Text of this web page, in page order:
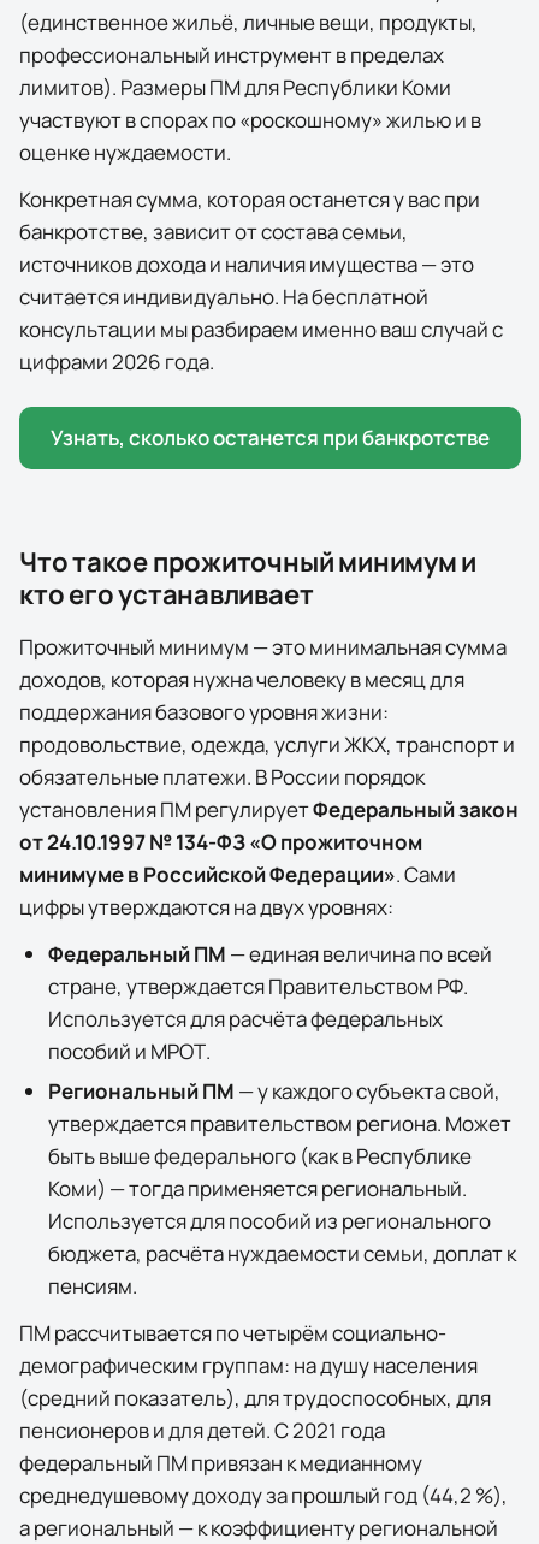
(единственное жильё, личные вещи, продукты,
профессиональный инструмент в пределах
лимитов). Размеры ПМ дляРеспублики Коми
участвуют в спорах по «роскошному» жилью и в
оценке нуждаемости.
Конкретная сумма, которая останется у вас при
банкротстве, зависит от состава семьи,
источников дохода и наличия имущества — это
считается индивидуально. На бесплатной
консультации мы разбираем именно ваш случай с
цифрами 2026 года.
Узнать, сколько останется при банкротстве
Что такое прожиточный минимум и
кто его устанавливает
Прожиточный минимум — это минимальная сумма
доходов, которая нужна человеку в месяц для
поддержания базового уровня жизни:
продовольствие, одежда, услуги ЖКХ, транспорт и
обязательные платежи. В России порядок
установления ПМ регулируетФедеральный закон
от 24.10.1997 № 134-ФЗ «О прожиточном
минимуме в Российской Федерации». Сами
цифры утверждаются на двух уровнях:
Федеральный ПМ — единая величина по всей
стране, утверждается Правительством РФ.
Используется для расчёта федеральных
пособий и МРОТ.
Региональный ПМ — у каждого субъекта свой,
утверждается правительством региона. Может
быть выше федерального (как вРеспублике
Коми) — тогда применяется региональный.
Используется для пособий из регионального
бюджета, расчёта нуждаемости семьи, доплат к
пенсиям.
ПМ рассчитывается по четырём социально-
демографическим группам: на душу населения
(средний показатель), для трудоспособных, для
пенсионеров и для детей. С 2021 года
федеральный ПМ привязан к медианному
среднедушевому доходу за прошлый год (44,2 %),
а региональный — к коэффициенту региональной